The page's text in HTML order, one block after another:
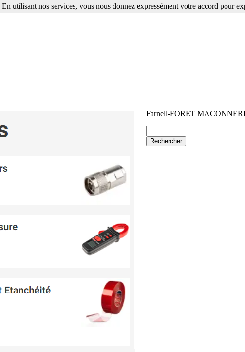
Farnell-FORET
utilisant nos services, vous nous donnez expressément votre accord pour